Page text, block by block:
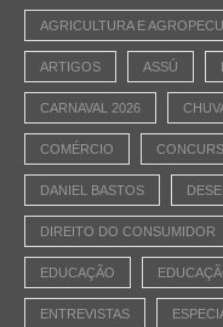
AGRICULTURA E
ARTIGOS ASSÚ
CARNAVAL 2026
COMÉRCIO
DANIEL BASTOS
DIREITO DO CONSUMIDOR
EDUCAÇÃO
ENTREVISTAS